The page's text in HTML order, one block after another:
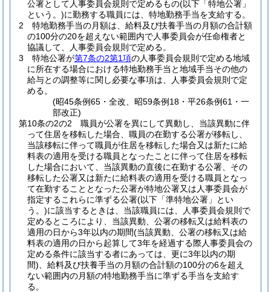
公署として人事委員会規則で定めるもの(以下「特地公署」
という。)に勤務する職員には、特地勤務手当を支給する。
2
特地勤務手当の月額は、給料及び扶養手当の月額の合計額
の100分の20を超えない範囲内で人事委員会が任命権者と
協議して、人事委員会規則で定める。
3
特地公署が第7条の2第1項の人事委員会規則で定める地域
に所在する場合における特地勤務手当と地域手当その他の
給与との調整等に関し必要な事項は、人事委員会規則で定
める。
(昭45条例65・全改、昭59条例18・平26条例61・一
部改正)
第10条の2の2
職員が公署を異にして異動し、当該異動に伴
って住居を移転した場合、職員の在勤する公署が移転し、
当該移転に伴って職員が住居を移転した場合又は新たに給
料表の適用を受ける職員となったことに伴って住居を移転
した場合において、当該異動の直後に在勤する公署、その
移転した公署又は新たに給料表の適用を受ける職員となっ
て在勤することとなった公署が特地公署又は人事委員会が
指定するこれらに準ずる公署(以下「準特地公署」とい
う。)に該当するときは、当該職員には、人事委員会規則で
定めるところにより、当該異動、公署の移転又は給料表の
適用の日から3年以内の期間(当該異動、公署の移転又は給
料表の適用の日から起算して3年を経過する際人事委員会の
定める条件に該当する者にあっては、更に3年以内の期
間) 、給料及び扶養手当の月額の合計額の100分の6を超え
ない範囲内の月額の特地勤務手当に準ずる手当を支給す
る。